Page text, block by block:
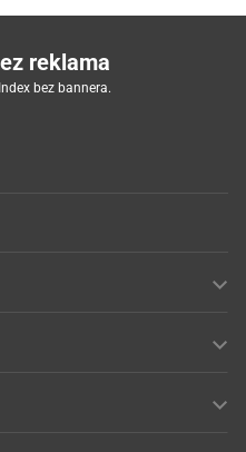
reklama
bez bannera.